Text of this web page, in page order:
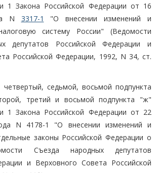
1 Закона Российской Федерации от 16
N 3317-1
"О внесении изменений и
систему России" (Ведомости
депутатов Российской Федерации и
Российской Федерации, 1992, N 34, ст.
седьмой, восьмой подпункта
третий и восьмой подпункта "ж"
1 Закона Российской Федерации от 22
N 4178-1 "О внесении изменений и
законы Российской Федерации о
Съезда народных депутатов
и Верховного Совета Российской